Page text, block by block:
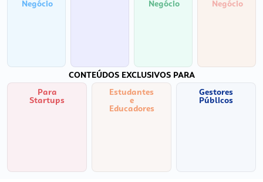
Negócio Negócio Negócio
CONTEÚDOS EXCLUSIVOS PARA
Para
Startups
Estudantes
e
Educadores
Gestores
Públicos